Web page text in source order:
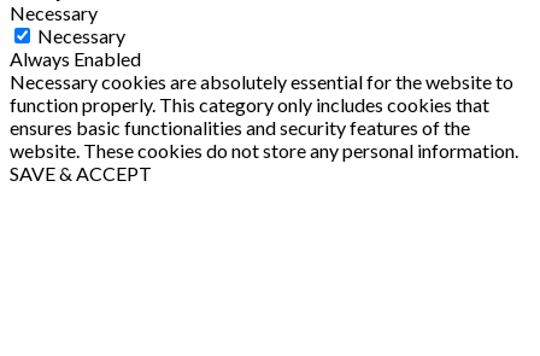
Necessary
Necessary
Always Enabled
Necessary cookies are absolutely essential for the website to
function properly. This category only includes cookies that
ensures basic functionalities and security features of the
website. These cookies do not store any personal information.
SAVE & ACCEPT